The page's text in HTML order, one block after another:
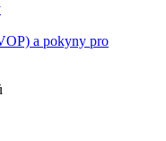
a pokyny pro